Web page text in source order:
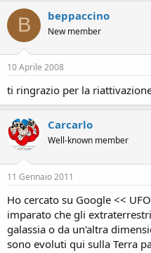
B beppaccino
New member
10 Aprile 2008
ti ringrazio per la
Carcarlo
Well-known member
11 Gennaio 2011
Ho cercato su Google <<
imparato che gli
galassia o da un'altra
sono evoluti qui sulla Terra